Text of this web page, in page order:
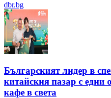
dbr.bg
Българският лидер в
китайския пазар с едни
кафе в света